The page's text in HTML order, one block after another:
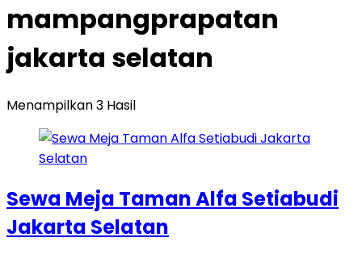
mampangprapatan
jakarta selatan
Menampilkan 3 Hasil
Sewa Meja Taman Alfa Setiabudi
Jakarta Selatan